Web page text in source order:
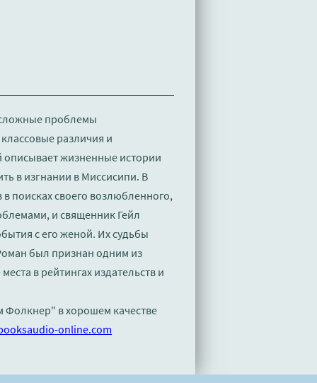
проблемы
различия и
жизненные истории
в изгнании в Миссисипи. В
поисках своего возлюбленного,
и священник Гейл
с его женой. Их судьбы
был признан одним из
в рейтингах издательств и
Фолкнер" в хорошем качестве
online.com